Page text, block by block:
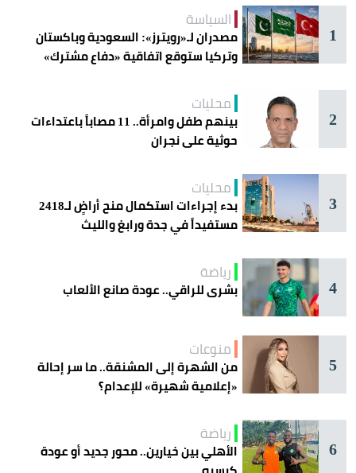
1
السياسة
مصدران لـ«رويترز»: السعودية وباكستان
وتركيا ستوقع اتفاقية «دفاع مشترك»
2
محليات
بينهم طفل وامرأة.. 11 مصاباً باعتداءات
حوثية على نجران
3
محليات
بدء إجراءات استكمال منح أراضٍ لـ2418
مستفيداً في جدة ورابغ والليث
4
رياضة
بشرى للراقي.. عودة صانع الألعاب
5
منوعات
من الشهرة إلى المشنقة.. ما سر إحالة
«إعلامية شهيرة» للإعدام؟
6
رياضة
الأهلي بين خيارين.. محور جديد أو عودة